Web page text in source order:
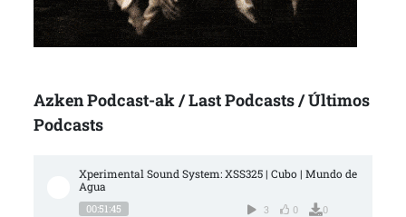
Azken Podcast-ak / Last Podcasts / Últimos
Podcasts
Xperimental Sound System: XSS325 | Cubo | Mundo de
Agua
00:51:45 3 0 0